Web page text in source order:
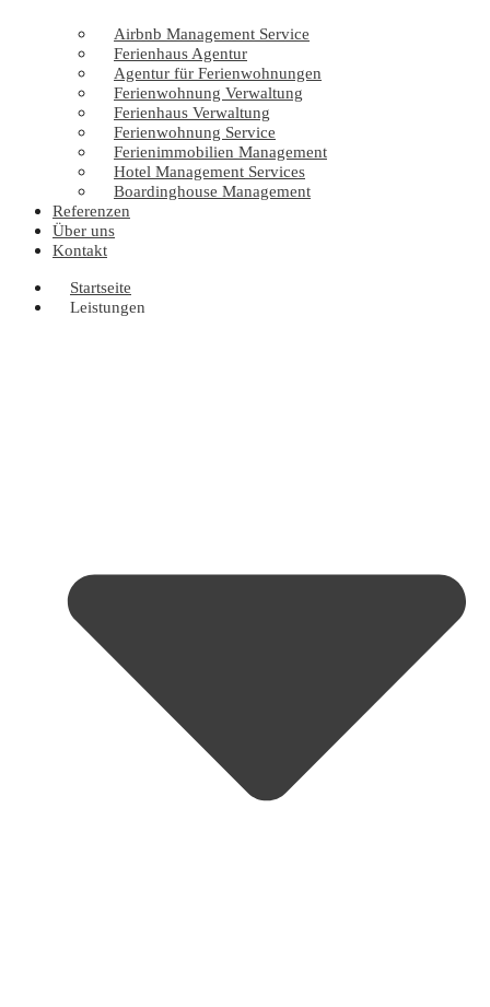
Airbnb Management Service
Ferienhaus Agentur
Agentur für Ferienwohnungen
Ferienwohnung Verwaltung
Ferienhaus Verwaltung
Ferienwohnung Service
Ferienimmobilien Management
Hotel Management Services
Boardinghouse Management
Referenzen
Über uns
Kontakt
Startseite
Leistungen